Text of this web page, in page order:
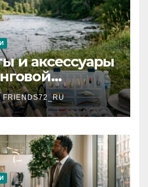
и аксессуары
и
FRIENDS72_RU